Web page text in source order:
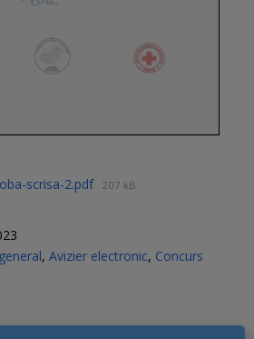
scrisa-2.pdf 207 kB
, Avizier electronic, Concurs